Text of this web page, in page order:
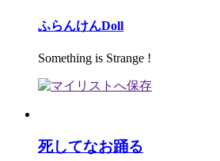
ふらんけんDoll
Something is Strange !
死してなお踊る